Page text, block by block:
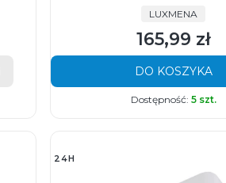
PRODUCENT
LUXMENA
Cena
165,99 zł
DO KOSZYKA
Dostępność: 5 szt.
24H